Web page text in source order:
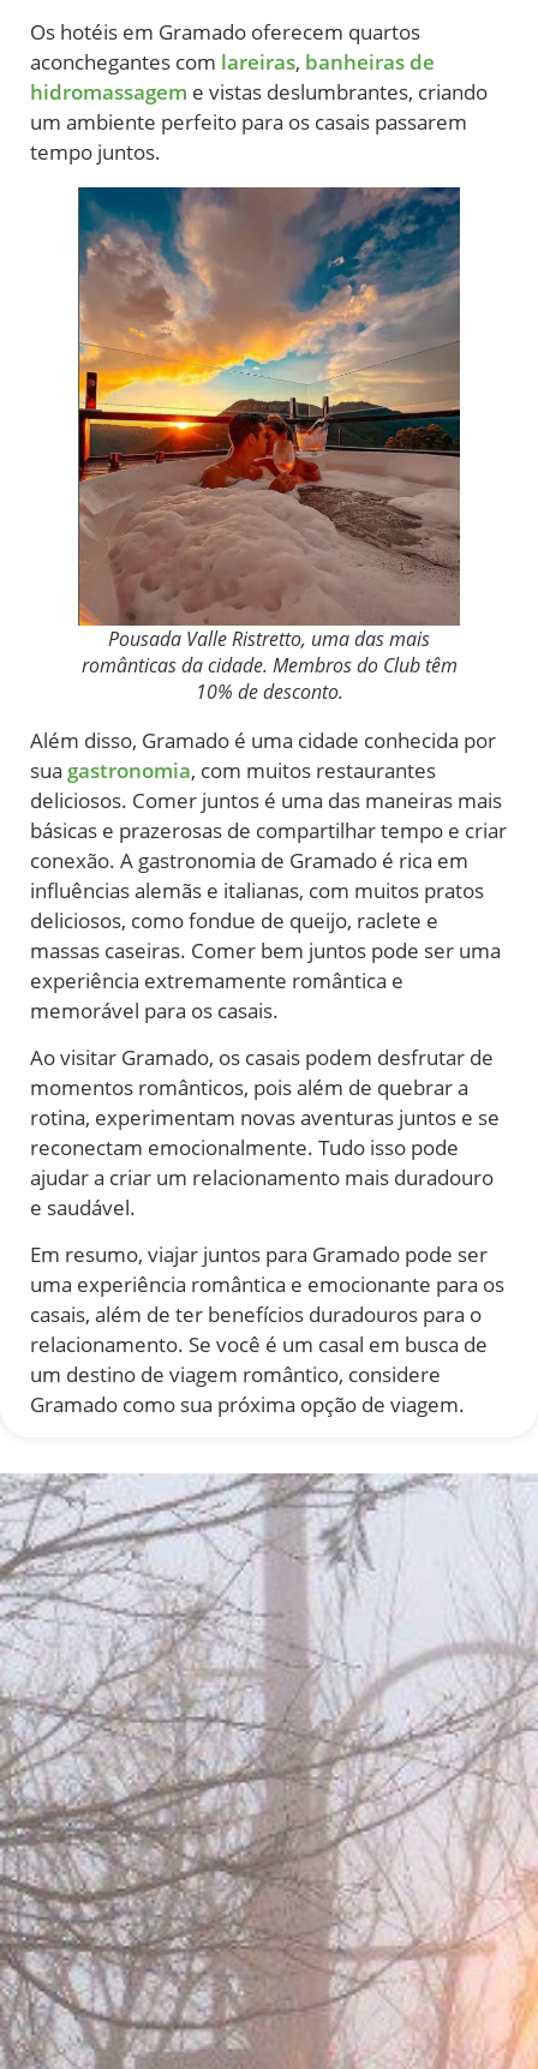
Os hotéis em Gramado oferecem quartos
aconchegantes com lareiras, banheiras de
hidromassagem e vistas deslumbrantes, criando
um ambiente perfeito para os casais passarem
tempo juntos.
Pousada Valle Ristretto, uma das mais
românticas da cidade. Membros do Club têm
10% de desconto.
Além disso, Gramado é uma cidade conhecida por
sua gastronomia, com muitos restaurantes
deliciosos. Comer juntos é uma das maneiras mais
básicas e prazerosas de compartilhar tempo e criar
conexão. A gastronomia de Gramado é rica em
influências alemãs e italianas, com muitos pratos
deliciosos, como fondue de queijo, raclete e
massas caseiras. Comer bem juntos pode ser uma
experiência extremamente romântica e
memorável para os casais.
Ao visitar Gramado, os casais podem desfrutar de
momentos românticos, pois além de quebrar a
rotina, experimentam novas aventuras juntos e se
reconectam emocionalmente. Tudo isso pode
ajudar a criar um relacionamento mais duradouro
e saudável.
Em resumo, viajar juntos para Gramado pode ser
uma experiência romântica e emocionante para os
casais, além de ter benefícios duradouros para o
relacionamento. Se você é um casal em busca de
um destino de viagem romântico, considere
Gramado como sua próxima opção de viagem.